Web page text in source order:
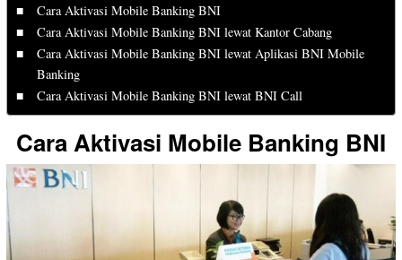
Cara Aktivasi Mobile Banking BNI
Cara Aktivasi Mobile Banking BNI lewat Kantor Cabang
Cara Aktivasi Mobile Banking BNI lewat Aplikasi BNI Mobile
Banking
Cara Aktivasi Mobile Banking BNI lewat BNI Call
Cara Aktivasi Mobile Banking BNI